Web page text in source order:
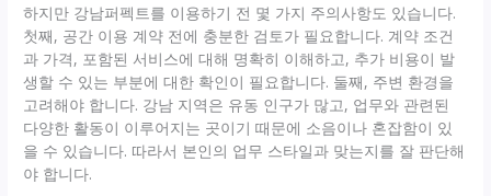
하지만 강남퍼펙트를 이용하기 전 몇 가지 주의사항도 있습니다.
첫째, 공간 이용 계약 전에 충분한 검토가 필요합니다. 계약 조건
과 가격, 포함된 서비스에 대해 명확히 이해하고, 추가 비용이 발
생할 수 있는 부분에 대한 확인이 필요합니다. 둘째, 주변 환경을
고려해야 합니다. 강남 지역은 유동 인구가 많고, 업무와 관련된
다양한 활동이 이루어지는 곳이기 때문에 소음이나 혼잡함이 있
을 수 있습니다. 따라서 본인의 업무 스타일과 맞는지를 잘 판단해
야 합니다.